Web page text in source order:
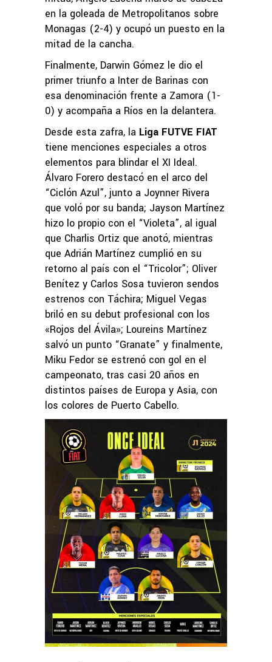
en la goleada de Metropolitanos sobre
Monagas (2-4) y ocupó un puesto en la
mitad de la cancha.
Finalmente, Darwin Gómez le dio el
primer triunfo a Inter de Barinas con
esa denominación frente a Zamora (1-
0) y acompaña a Ríos en la delantera.
Desde esta zafra, la Liga FUTVE FIAT
tiene menciones especiales a otros
elementos para blindar el XI Ideal.
Álvaro Forero destacó en el arco del
“Ciclón Azul”, junto a Joynner Rivera
que voló por su banda; Jayson Martínez
hizo lo propio con el “Violeta”, al igual
que Charlis Ortiz que anotó, mientras
que Adrián Martínez cumplió en su
retorno al país con el “Tricolor”; Oliver
Benítez y Carlos Sosa tuvieron sendos
estrenos con Táchira; Miguel Vegas
briló en su debut profesional con los
«Rojos del Ávila»; Loureins Martínez
salvó un punto “Granate” y finalmente,
Miku Fedor se estrenó con gol en el
campeonato, tras casi 20 años en
distintos países de Europa y Asia, con
los colores de Puerto Cabello.